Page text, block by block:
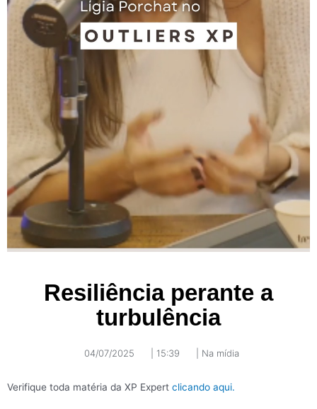
Resiliência perante a
turbulência
04/07/2025 15:39 Na mídia
Verifique toda matéria da XP Expert clicando aqui.